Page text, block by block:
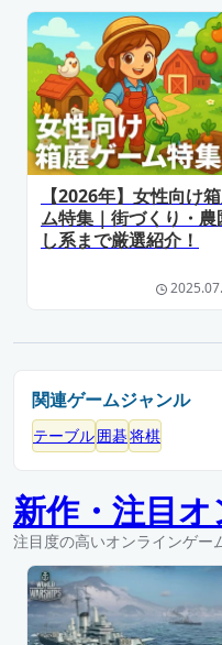
【2026年】女性向け
ム特集｜街づくり・農
し系まで厳選紹介！
関連ゲームジャンル
テーブル囲碁将棋
新作・注目
注目度の高いオンラインゲー